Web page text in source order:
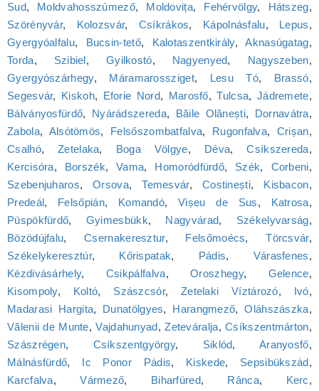
Sud, Moldvahosszúmező, Moldovița, Fehérvölgy, Hátszeg,
Szörényvár, Kolozsvár, Csíkrákos, Kápolnásfalu, Lepus,
Gyergyóalfalu, Bucsin-tető, Kalotaszentkirály,Aknasúgatag,
Torda, Szibiel, Gyilkostó, Nagyenyed, Nagyszeben,
Gyergyószárhegy, Máramarossziget, Lesu Tó, Brassó,
Segesvár, Kiskoh, Eforie Nord, Marosfő,Tulcsa, Jádremete,
Bálványosfürdő, Nyárádszereda, Băile Olănești, Dornavátra,
Zabola, Alsótömös, Felsőszombatfalva, Rugonfalva, Crișan,
Csalhó,Zetelaka, Boga Völgye, Déva,Csíkszereda,
Kercisóra, Borszék,Vama, Homoródfürdő, Szék, Corbeni,
Szebenjuharos,Orsova,Temesvár, Costinești, Kisbacon,
Predeál, Felsőpián, Komandó,Vișeu de Sus, Katrosa,
Püspökfürdő, Gyimesbükk, Nagyvárad, Székelyvarság,
Bözödújfalu,Csernakeresztur, Felsőmoécs,Törcsvár,
Székelykeresztúr, Kőrispatak, Pádis, Várasfenes,
Kézdivásárhely, Csikpálfalva,Oroszhegy, Gelence,
Kisompoly, Koltó, Szászcsór, Zetelaki Víztározó, Ivó,
Madarasi Hargita, Dunatölgyes, Harangmező,Oláhszászka,
Vălenii de Munte,Vajdahunyad,Zeteváralja,Csíkszentmárton,
Szászrégen, Csíkszentgyörgy, Siklód, Aranyosfő,
Málnásfürdő, Ic Ponor Pádis, Kiskede, Sepsibükszád,
Karcfalva,Vármező, Biharfüred, Rânca, Kerc,